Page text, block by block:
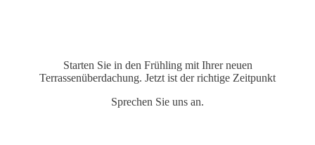
Starten Sie in den Frühling mit Ihrer neuen
Terrassenüberdachung. Jetzt ist der richtige Zeitpunkt
Sprechen Sie uns an.